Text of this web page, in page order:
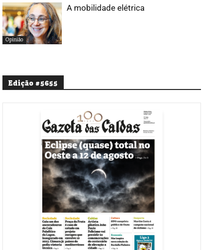
Opinião
A mobilidade elétrica
Edição #5655